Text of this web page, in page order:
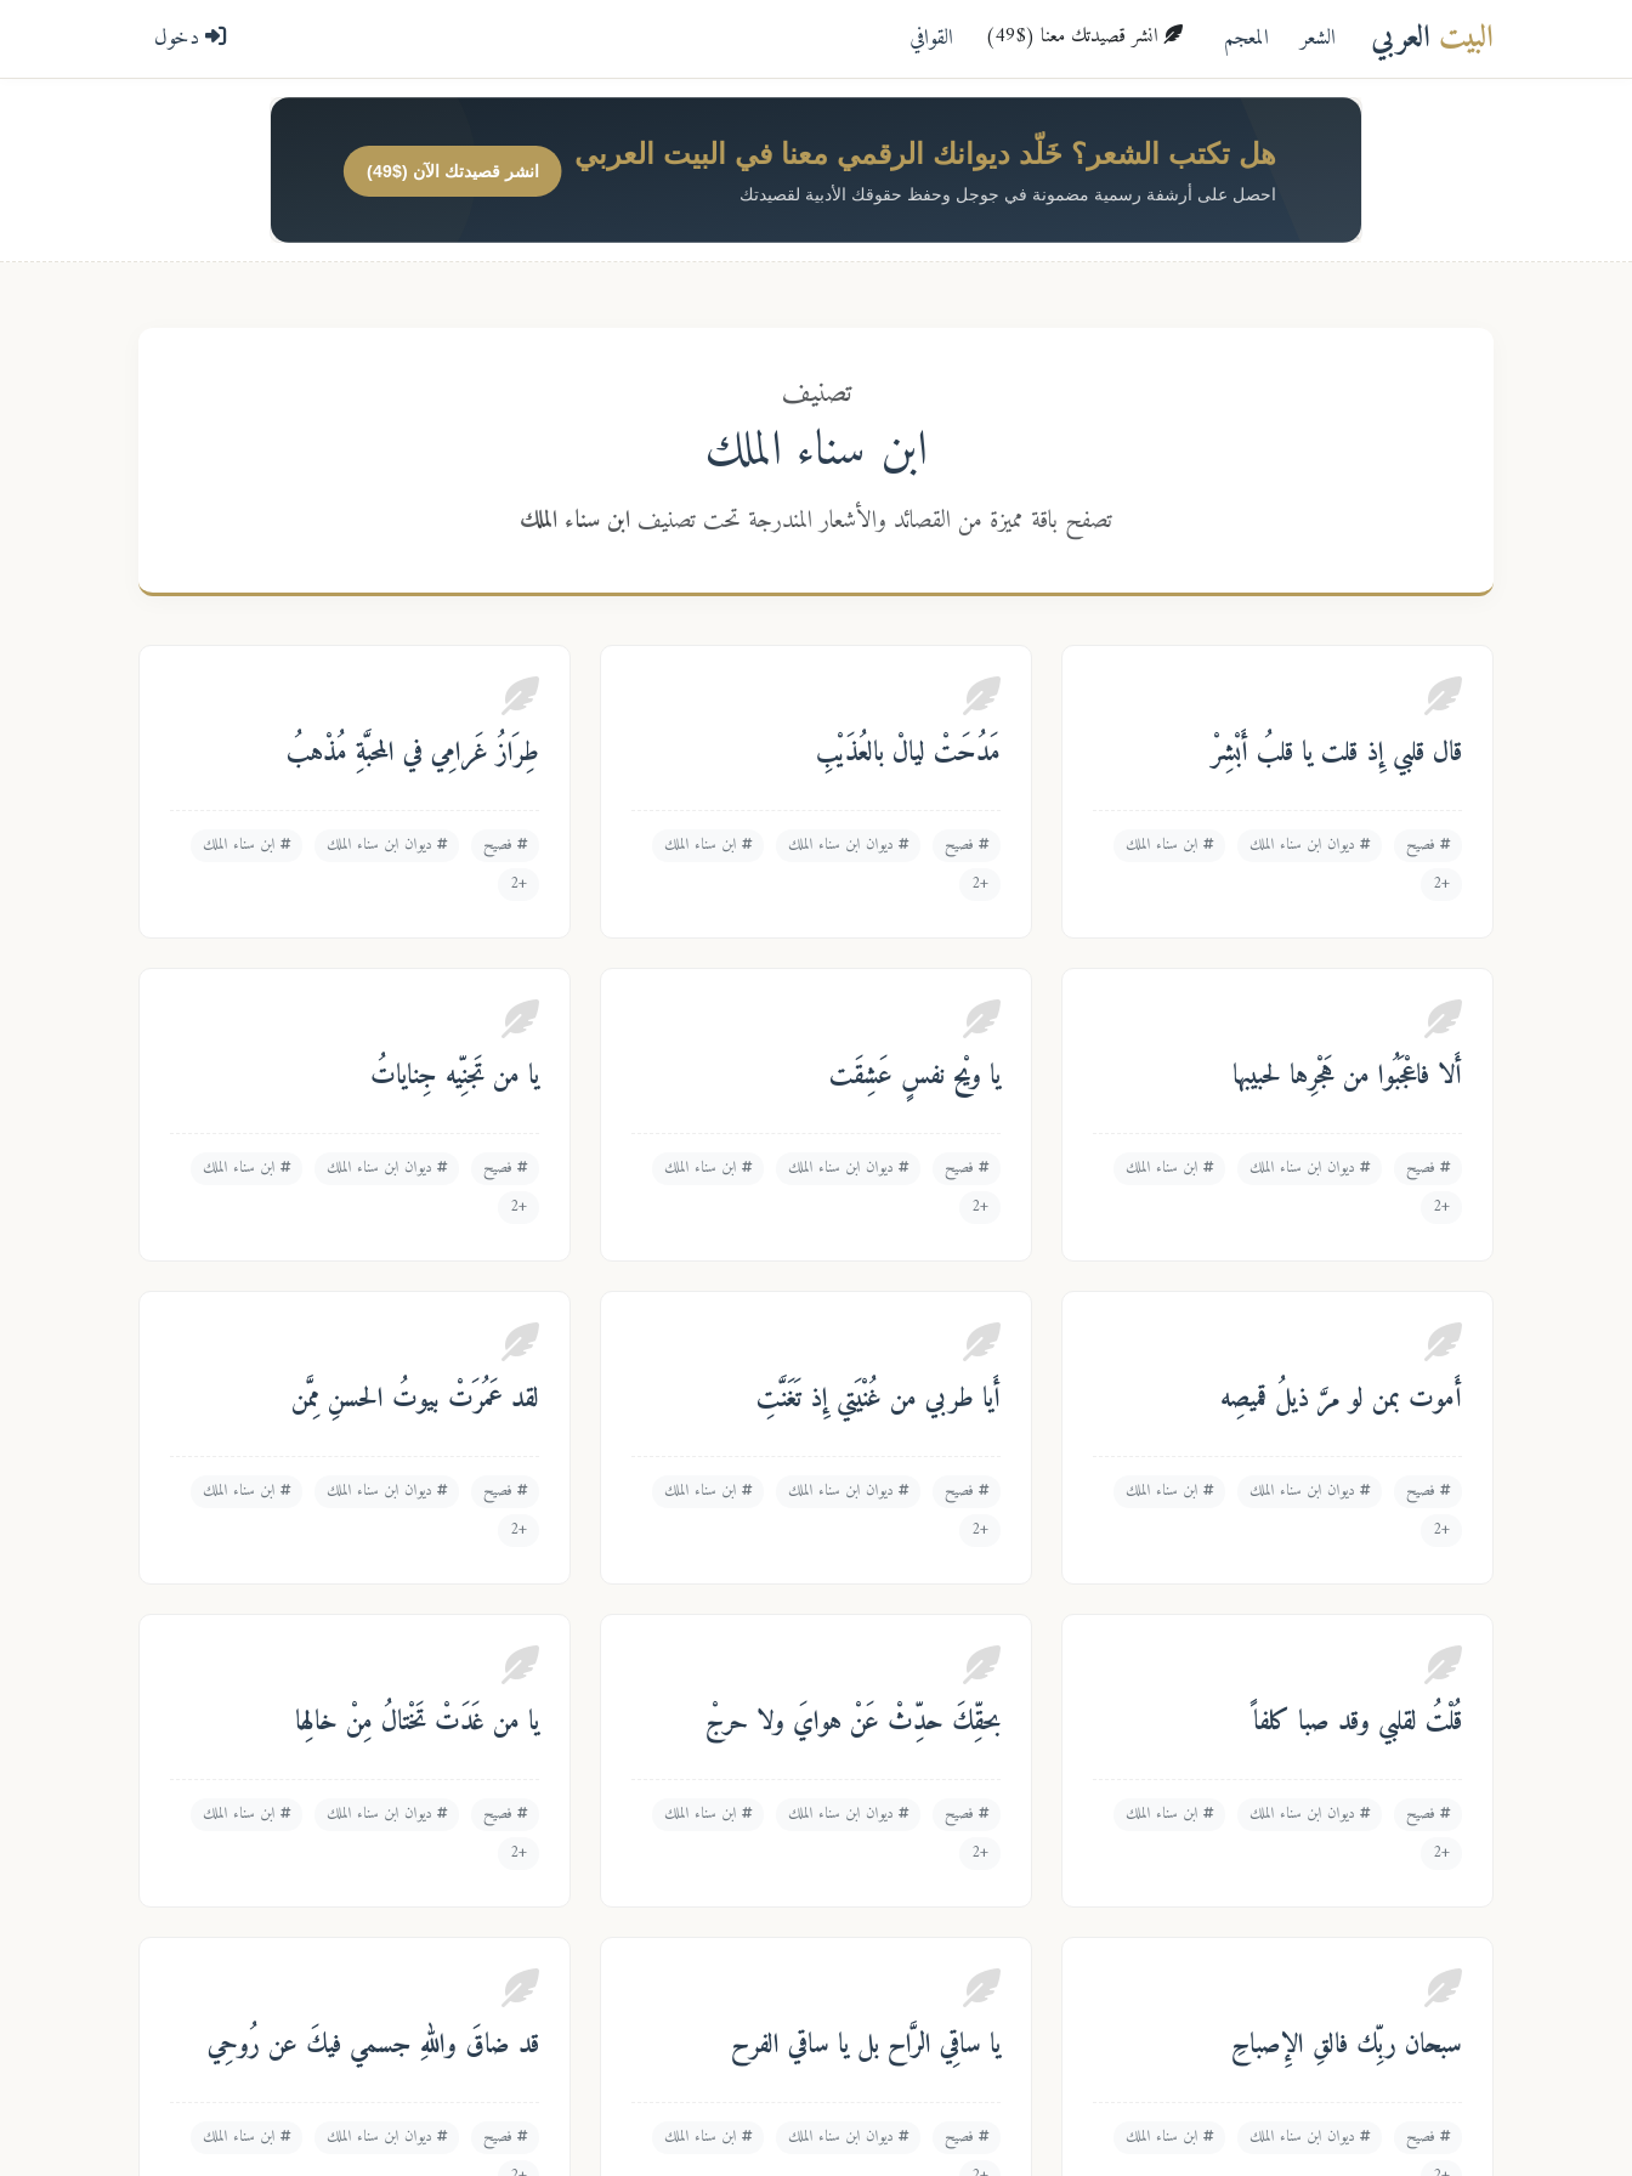
البيت العربي الشعر المعجم انشر قصيدتك معنا ($49) القوافي دخول
هل تكتب الشعر؟ خَلّد ديوانك الرقمي معنا في البيت العربي
احصل على أرشفة رسمية مضمونة في جوجل وحفظ حقوقك الأدبية لقصيدتك
انشر قصيدتك الآن ($49)
تصنيف
ابن سناء الملك
تصفح باقة مميزة من القصائد والأشعار المندرجة تحت تصنيف ابن سناء الملك
قال قلبي إِذ قلت يا قلبُ أَبْشِرْ
فصيح ديوان ابن سناء الملك
ابن سناء الملك
+2
مَدُحَتْ ليالْ بالعُذَيْبِ
فصيح ديوان ابن سناء الملك
ابن سناء الملك
+2
طِرَازُ غَرامِي في المحبَّةِ مُذْهبُ
فصيح ديوان ابن سناء الملك
ابن سناء الملك
+2
أَلا فاعْجَبُوا من هَجْرِها لحبيبها
فصيح ديوان ابن سناء الملك
ابن سناء الملك
+2
يا ويْح نفسٍ عَشِقَت
فصيح ديوان ابن سناء الملك
ابن سناء الملك
+2
يا من تَجنِّيه جِناياتُ
فصيح ديوان ابن سناء الملك
ابن سناء الملك
+2
أَموت بمن لو مرَّ ذيلُ قميصِه
فصيح ديوان ابن سناء الملك
ابن سناء الملك
+2
أَيا طربي من غُنْيَتي إِذ تَغَنَّتِ
فصيح ديوان ابن سناء الملك
ابن سناء الملك
+2
لقد عَمُرَتْ بيوتُ الحسنِ مِمَّن
فصيح ديوان ابن سناء الملك
ابن سناء الملك
+2
قُلْتُ لقلبي وقد صبا كلفاً
فصيح ديوان ابن سناء الملك
ابن سناء الملك
+2
بحقِّكَ حدِّثْ عَنْ هوايَ ولا حرجْ
فصيح ديوان ابن سناء الملك
ابن سناء الملك
+2
يا من غَدَتْ تَخْتالُ مِنْ خالِها
فصيح ديوان ابن سناء الملك
ابن سناء الملك
+2
سبحان ربِّك فالقِ الإِصباحِ
فصيح ديوان ابن سناء الملك
ابن سناء الملك
يا ساقِي الرَّاح بل يا ساقي الفرح
فصيح ديوان ابن سناء الملك
ابن سناء الملك
قد ضاقَ واللهِ جسمي فيكَ عن رُوحِي
فصيح ديوان ابن سناء الملك
ابن سناء الملك